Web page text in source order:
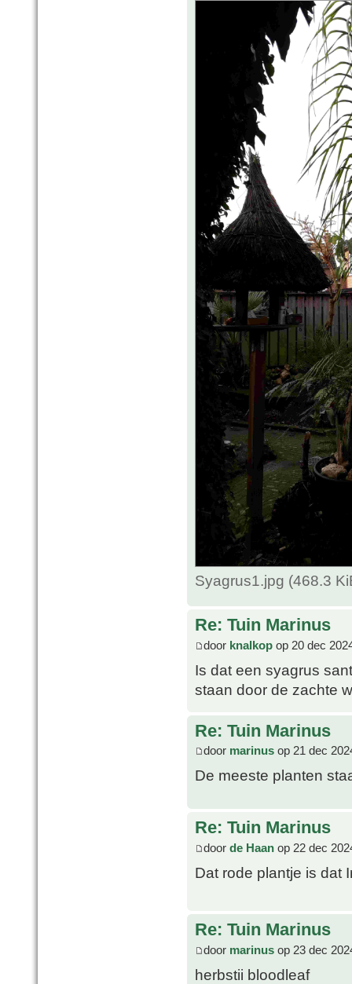
Syagrus1.jpg (468.3
Re: Tuin Marinus
door knalkop op 20 dec
Is dat een syagrus
staan door de zachte
Re: Tuin Marinus
door marinus op 21 dec
De meeste planten
Re: Tuin Marinus
door de Haan op 22 dec
Dat rode plantje is dat
Re: Tuin Marinus
door marinus op 23 dec
herbstii bloodleaf